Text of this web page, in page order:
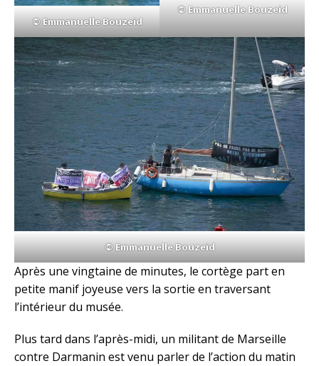
© Emmanuelle Bouzeid
© Emmanuelle Bouzeid
© Emmanuelle Bouzeid
Après une vingtaine de minutes, le cortège part en
petite manif joyeuse vers la sortie en traversant
l’intérieur du musée.
Plus tard dans l’après-midi, un militant de Marseille
contre Darmanin est venu parler de l’action du matin